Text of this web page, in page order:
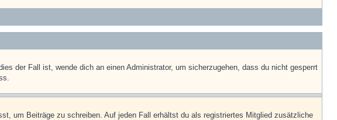
der Fall ist, wende dich an einen Administrator, um sicherzugehen, dass du nicht gesperrt
um Beiträge zu schreiben. Auf jeden Fall erhältst du als registriertes Mitglied zusätzliche